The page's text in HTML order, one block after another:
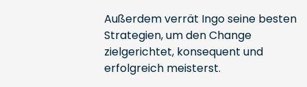
Außerdem verrät Ingo seine besten
Strategien, um den Change
zielgerichtet, konsequent und
erfolgreich meisterst.